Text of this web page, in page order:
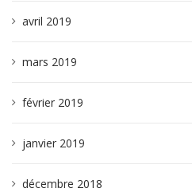
avril 2019
mars 2019
février 2019
janvier 2019
décembre 2018